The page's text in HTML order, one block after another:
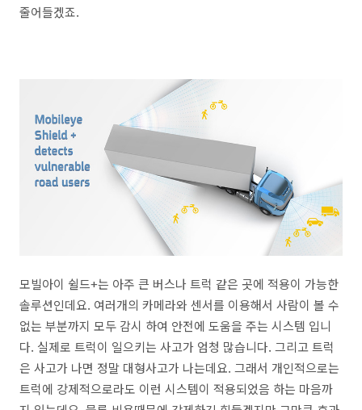
줄어들겠죠.
모빌아이 쉴드+는 아주 큰 버스나 트럭 같은 곳에 적용이 가능한
솔루션인데요. 여러개의 카메라와 센서를 이용해서 사람이 볼 수
없는 부분까지 모두 감시 하여 안전에 도움을 주는 시스템 입니
다. 실제로 트럭이 일으키는 사고가 엄청 많습니다. 그리고 트럭
은 사고가 나면 정말 대형사고가 나는데요. 그래서 개인적으로는
트럭에 강제적으로라도 이런 시스템이 적용되었음 하는 마음까